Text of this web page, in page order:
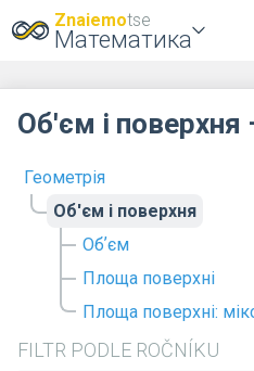
Znaiemotse
Математика
Геометрія
Об'єм і поверхня
Обʼєм
Площа поверхні
Площа поверхні:
FILTR PODLE ROČNÍKU
Об'єм і